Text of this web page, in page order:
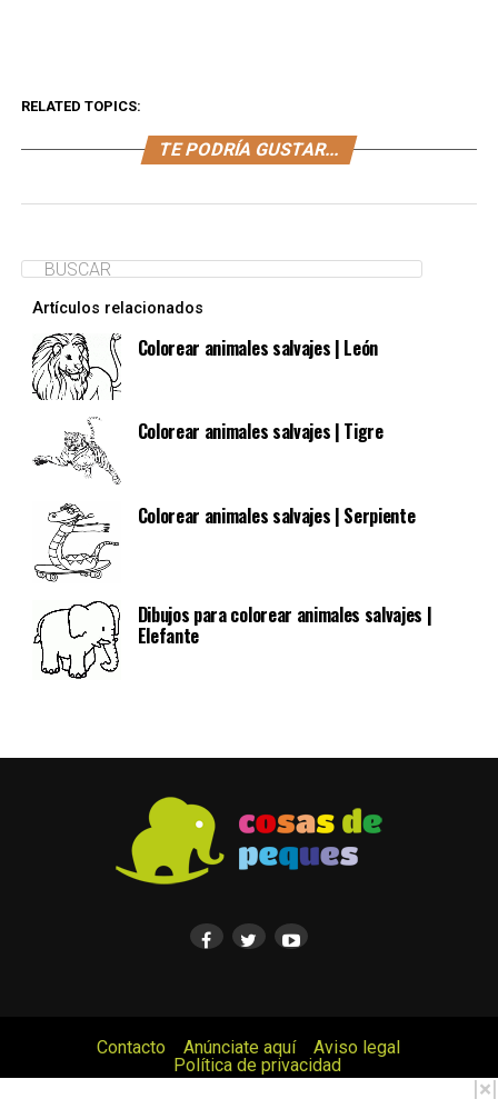
RELATED TOPICS:
TE PODRÍA GUSTAR...
Artículos relacionados
Colorear animales salvajes | León
Colorear animales salvajes | Tigre
Colorear animales salvajes | Serpiente
Dibujos para colorear animales salvajes |
Elefante
|×|
Contacto Anúnciate aquí
Aviso legal
Política de privacidad
© Cosas de Peques. Todos los derechos reservados.